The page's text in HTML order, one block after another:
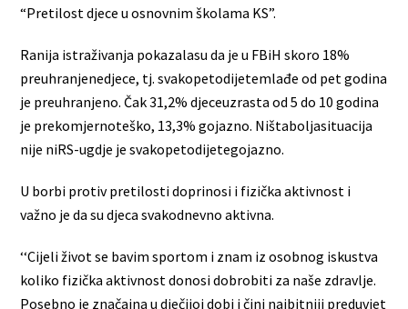
“Pretilost djece u osnovnim školama KS”.
Ranija istraživanja pokazalasu da je u FBiH skoro 18%
preuhranjenedjece, tj. svakopetodijetemlađe od pet godina
je preuhranjeno. Čak 31,2% djeceuzrasta od 5 do 10 godina
je prekomjernoteško, 13,3% gojazno. Ništaboljasituacija
nije niRS-ugdje je svakopetodijetegojazno.
U borbi protiv pretilosti doprinosi i fizička aktivnost i
važno je da su djeca svakodnevno aktivna.
‘‘Cijeli život se bavim sportom i znam iz osobnog iskustva
koliko fizička aktivnost donosi dobrobiti za naše zdravlje.
Posebno je značajna u dječijoj dobi i čini najbitniji preduvjet